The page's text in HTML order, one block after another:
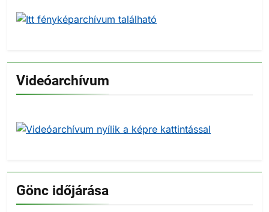
Videóarchívum
Gönc időjárása